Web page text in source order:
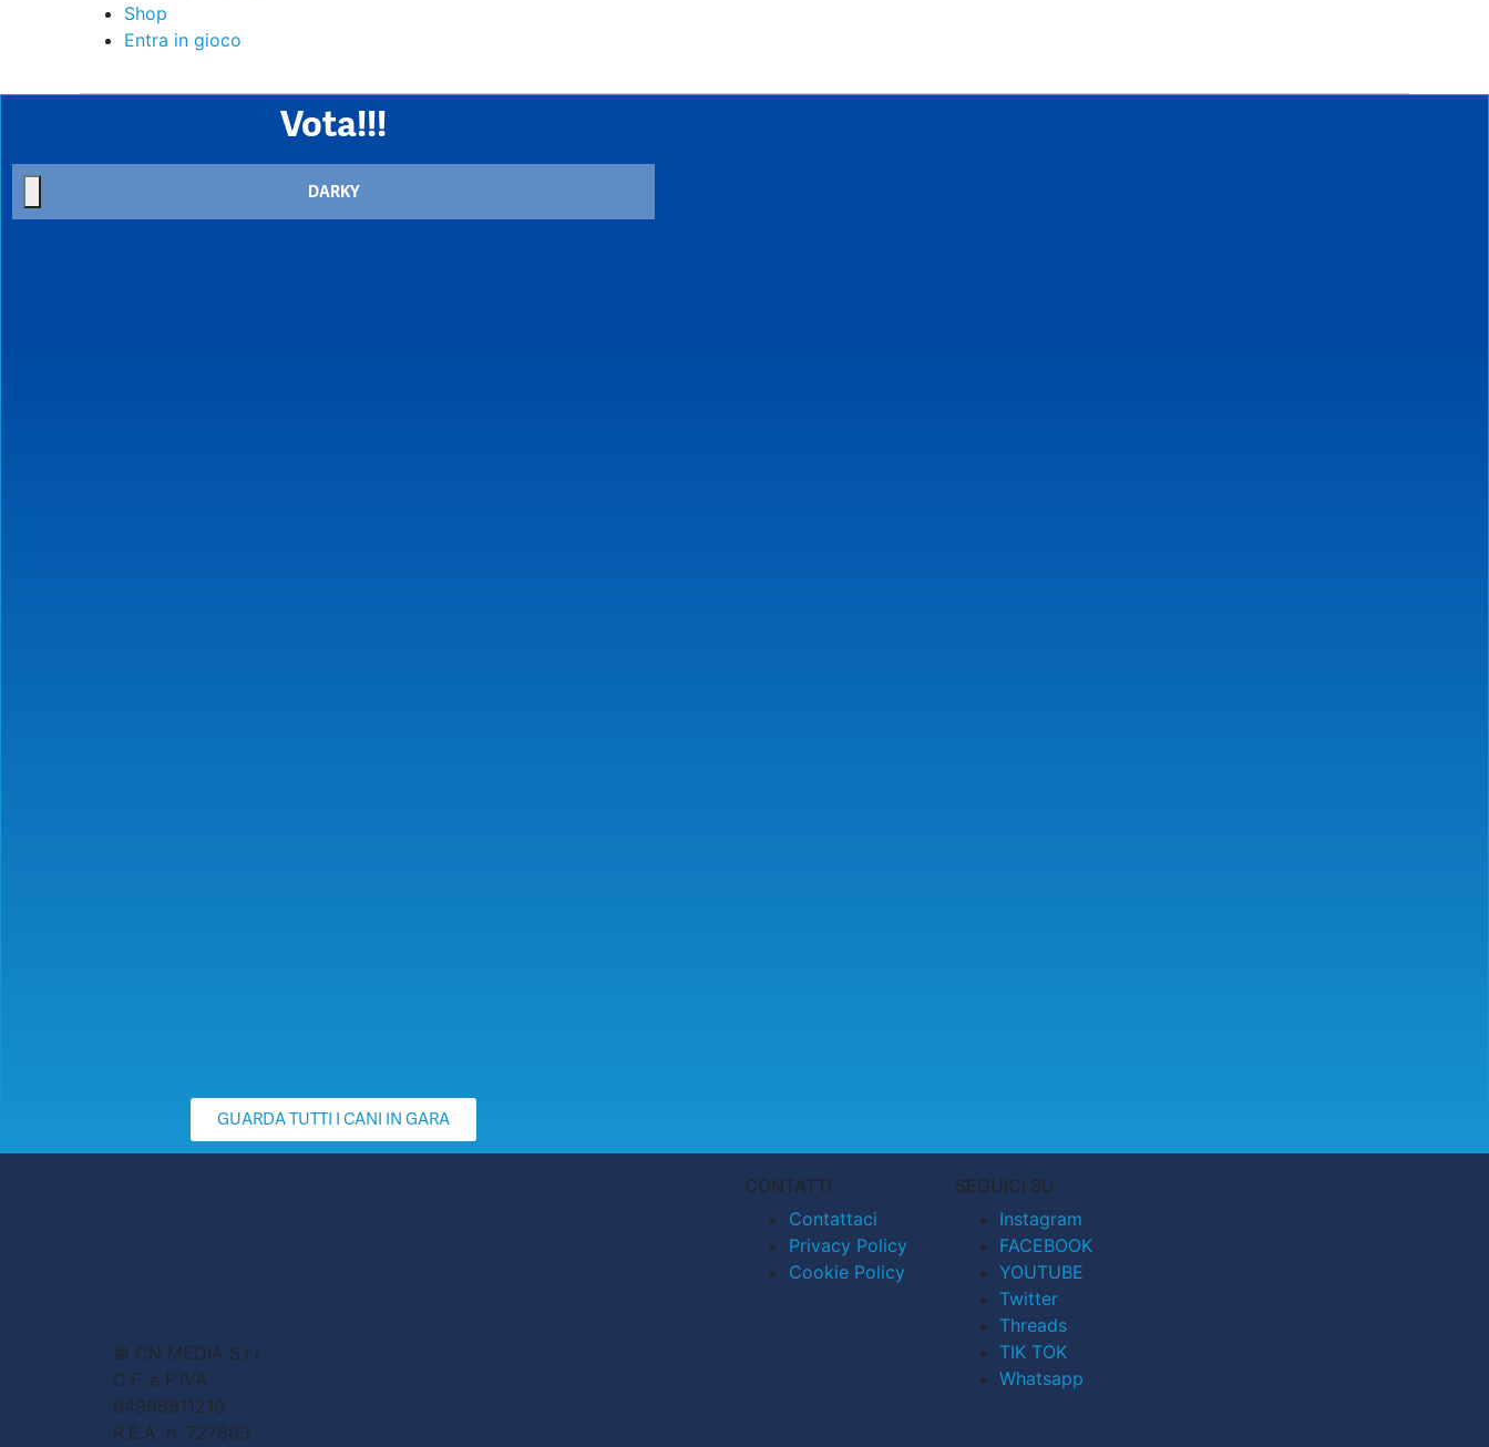
Shop
Entra in gioco
Vota!!!
DARKY
GUARDA TUTTI I CANI IN GARA
© CN MEDIA S.r.l.
C.F. e P.IVA
04998911210
R.E.A. n. 727803
CONTATTI
Contattaci
Privacy Policy
Cookie Policy
SEGUICI SU
Instagram
FACEBOOK
YOUTUBE
Twitter
Threads
TIK TOK
Whatsapp